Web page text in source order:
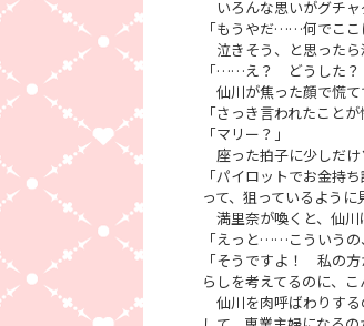
いろんな思いがグチャ
「もうやだ……何でこ
泣きそう、と思ったら
「……え？ どうした？
仙川が焦った顔で慌て
「さっき言われたこと
「マリー？」
座った拍子に少しだけ
「パイロットでお金持
って、狙っているよう
満里奈が喚くと、仙川
「えっと……こういうの
「そうですよ！ 私の
らしを考えてるのに、
仙川を肉呼ばわりする